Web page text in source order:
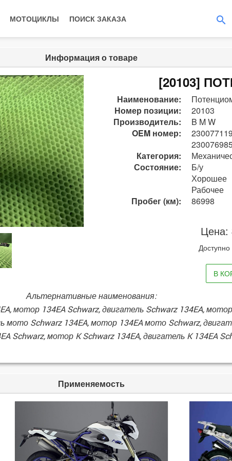
МОТОЦИКЛЫ ПОИСК ЗАКАЗА search
Информация о товаре
[20103]
Наименование:
Номер позиции:
20103
Производитель:
B M W
OEM номер:
Категория:
Состояние:
Б/у
Хорошее
Рабочее
Пробег (км):
86998
Цена:
Доступно
В
Альтернативные наименования:
мотор 134EA Schwarz, двигатель Schwarz 134EA,
мото Schwarz 134EA, мотор 134EA мото Schwarz,
Schwarz, мотор K Schwarz 134EA, двигатель K 134EA
Применяемость